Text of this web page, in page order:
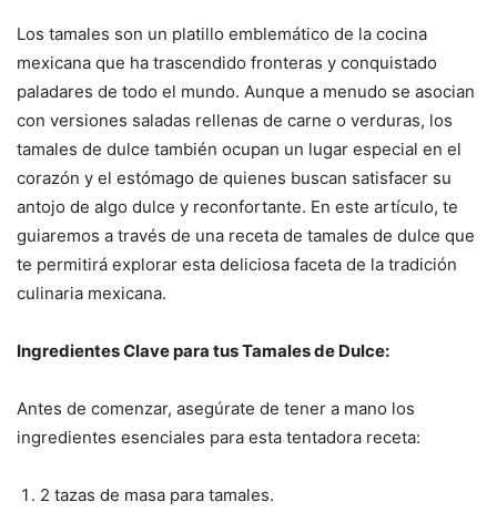
Los tamales son un platillo emblemático de la cocina
mexicana que ha trascendido fronteras y conquistado
paladares de todo el mundo. Aunque a menudo se asocian
con versiones saladas rellenas de carne o verduras, los
tamales de dulce también ocupan un lugar especial en el
corazón y el estómago de quienes buscan satisfacer su
antojo de algo dulce y reconfortante. En este artículo, te
guiaremos a través de una receta de tamales de dulce que
te permitirá explorar esta deliciosa faceta de la tradición
culinaria mexicana.
Ingredientes Clave para tus Tamales de Dulce:
Antes de comenzar, asegúrate de tener a mano los
ingredientes esenciales para esta tentadora receta:
2 tazas de masa para tamales.